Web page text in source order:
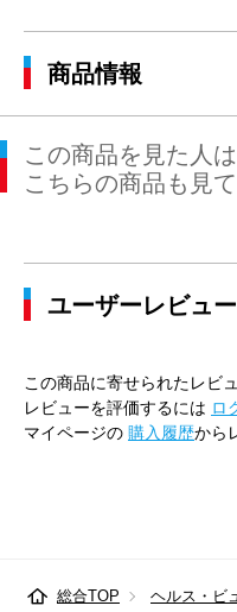
41cm×82cm
41cm×84cm
41cm×86cm
43cm×86cm
45cm×86cm
商品情報
この商品を見た人は
こちらの商品も見
ユーザーレビュー
この商品に寄せられたレビ
レビューを評価するには ロ
マイページの 購入履歴から
総合TOP ヘルス・ビ